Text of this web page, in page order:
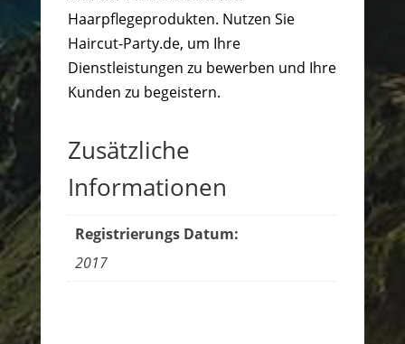
Haarpflegeprodukten. Nutzen Sie
Haircut-Party.de, um Ihre
Dienstleistungen zu bewerben und Ihre
Kunden zu begeistern.
Zusätzliche
Informationen
Registrierungs Datum:
2017